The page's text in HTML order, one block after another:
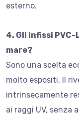
esterno.
4. Gli infissi
mare?
Sono una scelta
molto espositi. Il
intrinsecamente
ai raggi UV, senza